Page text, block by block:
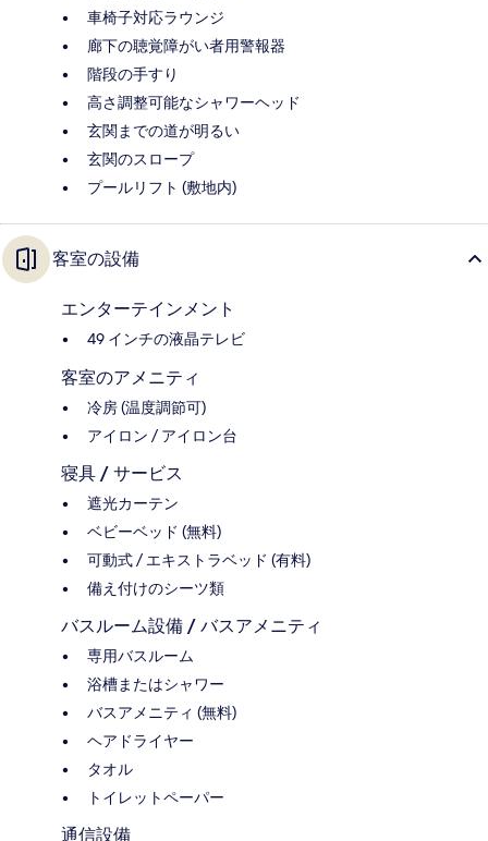
車椅子対応ラウンジ
廊下の聴覚障がい者用警報器
階段の手すり
高さ調整可能なシャワーヘッド
玄関までの道が明るい
玄関のスロープ
プールリフト (敷地内)
客室の設備
エンターテインメント
49 インチの液晶テレビ
客室のアメニティ
冷房 (温度調節可)
アイロン / アイロン台
寝具 / サービス
遮光カーテン
ベビーベッド (無料)
可動式 / エキストラベッド (有料)
備え付けのシーツ類
バスルーム設備 / バスアメニティ
専用バスルーム
浴槽またはシャワー
バスアメニティ (無料)
ヘアドライヤー
タオル
トイレットペーパー
通信設備